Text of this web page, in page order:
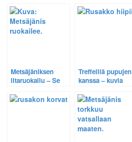
uusi ruokalista.
kesäillassa
Metsäjäniksen
iltaruokailu – Se
oma puputyttöni!
Treffeillä pupujen
kanssa – kuvia
rusakosta ja
metsäjäniksestä.